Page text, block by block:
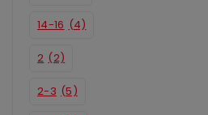
14-16 (4)
2 (2)
2-3 (5)